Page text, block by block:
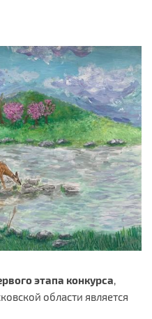
этапа конкурса,
области является